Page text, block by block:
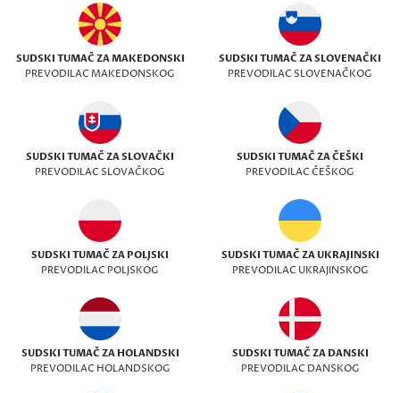
SUDSKI TUMAČ ZA MAKEDONSKI
PREVODILAC MAKEDONSKOG
SUDSKI TUMAČ ZA SLOVENAČKI
PREVODILAC SLOVENAČKOG
SUDSKI TUMAČ ZA SLOVAČKI
PREVODILAC SLOVAČKOG
SUDSKI TUMAČ ZA ČEŠKI
PREVODILAC ČEŠKOG
SUDSKI TUMAČ ZA POLJSKI
PREVODILAC POLJSKOG
SUDSKI TUMAČ ZA UKRAJINSKI
PREVODILAC UKRAJINSKOG
SUDSKI TUMAČ ZA HOLANDSKI
PREVODILAC HOLANDSKOG
SUDSKI TUMAČ ZA DANSKI
PREVODILAC DANSKOG